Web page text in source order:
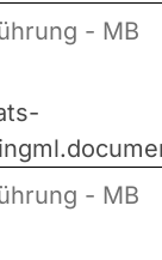
- MB
- MB